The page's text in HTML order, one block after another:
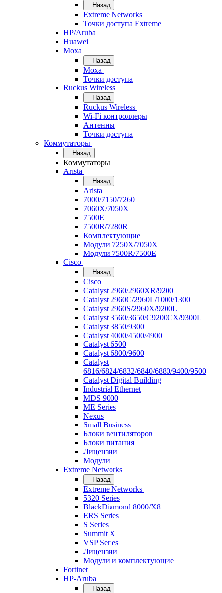
Назад
Extreme Networks
Точки доступа Extreme
HP/Aruba
Huawei
Moxa
Назад
Moxa
Точки доступа
Ruckus Wireless
Назад
Ruckus Wireless
Wi-Fi контроллеры
Антенны
Точки доступа
Коммутаторы
Назад
Коммутаторы
Arista
Назад
Arista
7000/7150/7260
7060X/7050X
7500E
7500R/7280R
Комплектующие
Модули 7250X/7050X
Модули 7500R/7500E
Cisco
Назад
Cisco
Catalyst 2960/2960XR/9200
Catalyst 2960C/2960L/1000/1300
Catalyst 2960S/2960X/9200L
Catalyst 3560/3650/C9200CX/9300L
Catalyst 3850/9300
Catalyst 4000/4500/4900
Catalyst 6500
Catalyst 6800/9600
Catalyst
6816/6824/6832/6840/6880/9400/9500
Catalyst Digital Building
Industrial Ethernet
MDS 9000
ME Series
Nexus
Small Business
Блоки вентиляторов
Блоки питания
Лицензии
Модули
Extreme Networks
Назад
Extreme Networks
5320 Series
BlackDiamond 8000/X8
ERS Series
S Series
Summit X
VSP Series
Лицензии
Модули и комплектующие
Fortinet
HP-Aruba
Назад